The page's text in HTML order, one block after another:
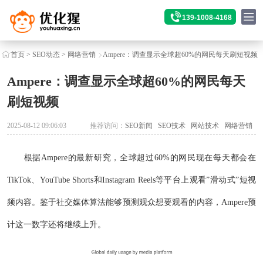
139-1008-4168
首页> SEO动态> 网络营销 Ampere：调查显示全球超60%的网民每天刷短视频
Ampere：调查显示全球超60%的网民每天
刷短视频
2025-08-12 09:06:03 推荐访问：SEO新闻 SEO技术 网站技术 网络营销
根据Ampere的最新研究，全球超过60%的网民现在每天都会在
TikTok、YouTube Shorts和Instagram Reels等平台上观看”滑动式”短视
频内容。鉴于社交媒体算法能够预测观众想要观看的内容，Ampere预
计这一数字还将继续上升。